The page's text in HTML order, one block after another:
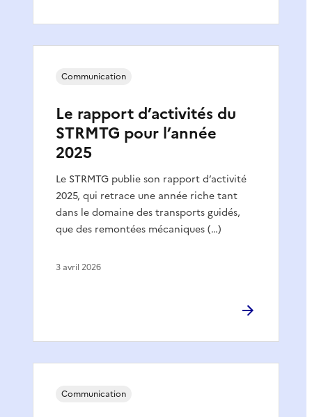
Le rapport d’activités du
STRMTG pour l’année
2025
Le STRMTG publie son rapport d’activité
2025, qui retrace une année riche tant
dans le domaine des transports guidés,
que des remontées mécaniques (…)
Communication
3 avril 2026
Communication